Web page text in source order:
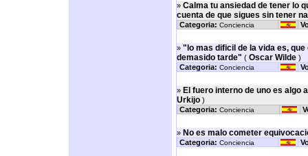
» Calma tu ansiedad de tener lo
cuenta de que sigues sin tener
Categoria: Conciencia
» "lo mas dificil de la vida es,
demasido tarde" ( Oscar Wilde)
Categoria: Conciencia
» El fuero interno de uno es algo
Urkijo)
Categoria: Conciencia
» No es malo cometer
Categoria: Conciencia